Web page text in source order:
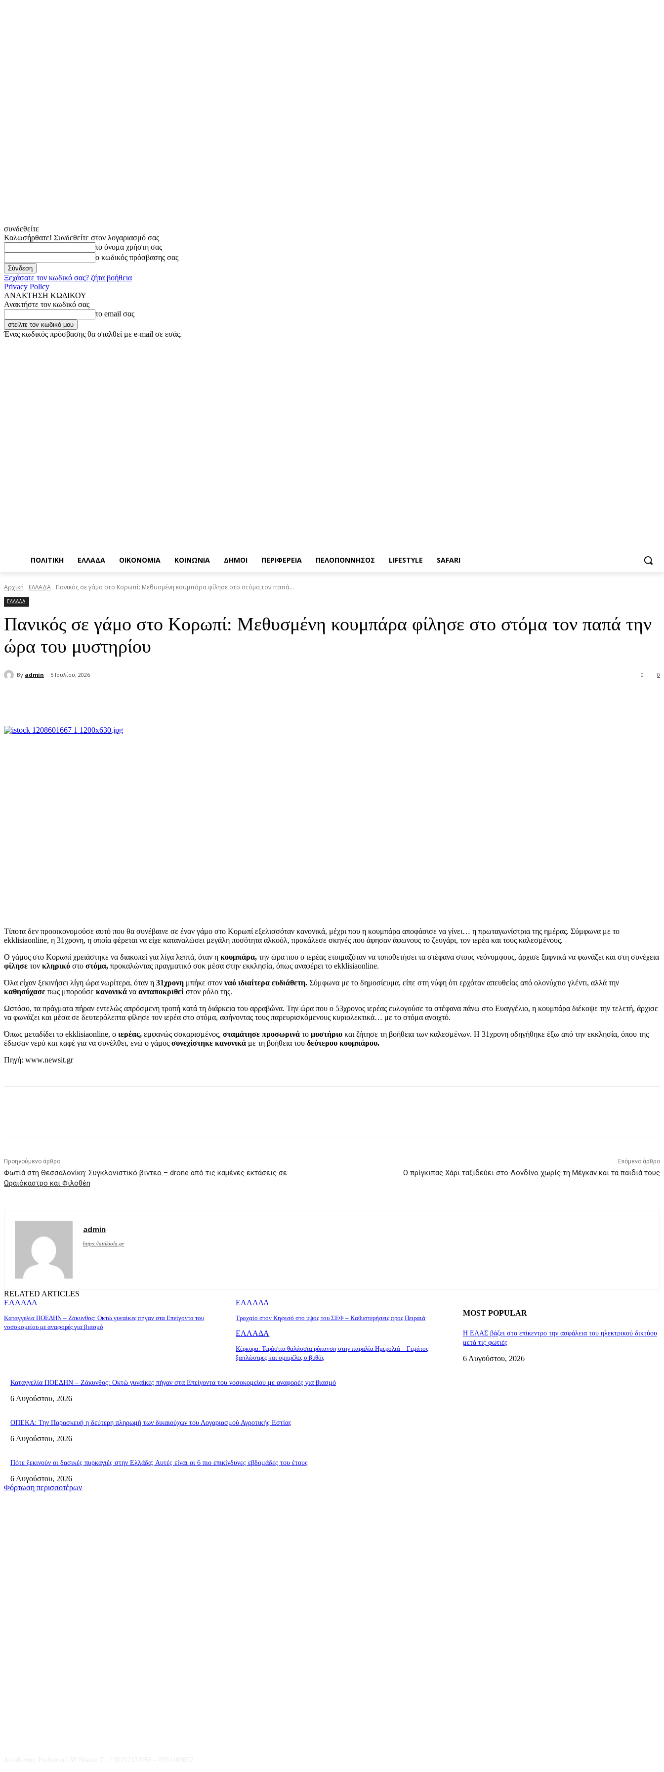
συνδεθείτε
Καλωσήρθατε! Συνδεθείτε στον λογαριασμό σας
το όνομα χρήστη σας
ο κωδικός πρόσβασης σας
Ξεχάσατε τον κωδικό σας? ζήτα βοήθεια
Privacy Policy
ΑΝΑΚΤΗΣΗ ΚΩΔΙΚΟΥ
Ανακτήστε τον κωδικό σας
το email σας
Ένας κωδικός πρόσβασης θα σταλθεί με e-mail σε εσάς.
ΠΟΛΙΤΙΚΗ ΕΛΛΑΔΑ ΟΙΚΟΝΟΜΙΑ ΚΟΙΝΩΝΙΑ ΔΗΜΟΙ ΠΕΡΙΦΕΡΕΙΑ ΠΕΛΟΠΟΝΝΗΣΟΣ LIFESTYLE SAFARI
Αρχική ΕΛΛΑΔΑ Πανικός σε γάμο στο Κορωπί: Μεθυσμένη κουμπάρα φίλησε στο στόμα τον παπά...
ΕΛΛΑΔΑ
Πανικός σε γάμο στο Κορωπί: Μεθυσμένη κουμπάρα φίλησε στο στόμα τον παπά την
ώρα του μυστηρίου
By admin 5 Ιουλίου, 2026 0
0
Τίποτα δεν προοικονομούσε αυτό που θα συνέβαινε σε έναν γάμο στο Κορωπί εξελισσόταν κανονικά, μέχρι που η κουμπάρα αποφάσισε να γίνει… η πρωταγωνίστρια της ημέρας. Σύμφωνα με το
ekklisiaonline, η 31χρονη, η οποία φέρεται να είχε καταναλώσει μεγάλη ποσότητα αλκοόλ, προκάλεσε σκηνές που άφησαν άφωνους το ζευγάρι, τον ιερέα και τους καλεσμένους.
Ο γάμος στο Κορωπί χρειάστηκε να διακοπεί για λίγα λεπτά, όταν η κουμπάρα, την ώρα που ο ιερέας ετοιμαζόταν να τοποθετήσει τα στέφανα στους νεόνυμφους, άρχισε ξαφνικά να φωνάζει και στη συνέχεια
φίλησε τον κληρικό στο στόμα, προκαλώντας πραγματικό σοκ μέσα στην εκκλησία, όπως αναφέρει το ekklisiaonline.
Όλα είχαν ξεκινήσει λίγη ώρα νωρίτερα, όταν η 31χρονη μπήκε στον ναό ιδιαίτερα ευδιάθετη. Σύμφωνα με το δημοσίευμα, είπε στη νύφη ότι ερχόταν απευθείας από ολονύχτιο γλέντι, αλλά την
καθησύχασε πως μπορούσε κανονικά να ανταποκριθεί στον ρόλο της.
Ωστόσο, τα πράγματα πήραν εντελώς απρόσμενη τροπή κατά τη διάρκεια του αρραβώνα. Την ώρα που ο 53χρονος ιερέας ευλογούσε τα στέφανα πάνω στο Ευαγγέλιο, η κουμπάρα διέκοψε την τελετή, άρχισε
να φωνάζει και μέσα σε δευτερόλεπτα φίλησε τον ιερέα στο στόμα, αφήνοντας τους παρευρισκόμενους κυριολεκτικά… με το στόμα ανοιχτό.
Όπως μεταδίδει το ekklisiaonline, ο ιερέας, εμφανώς σοκαρισμένος, σταμάτησε προσωρινά το μυστήριο και ζήτησε τη βοήθεια των καλεσμένων. Η 31χρονη οδηγήθηκε έξω από την εκκλησία, όπου της
έδωσαν νερό και καφέ για να συνέλθει, ενώ ο γάμος συνεχίστηκε κανονικά με τη βοήθεια του δεύτερου κουμπάρου.
Πηγή: www.newsit.gr
Προηγούμενο άρθρο
Φωτιά στη Θεσσαλονίκη: Συγκλονιστικό βίντεο – drone από τις καμένες εκτάσεις σε
Ωραιόκαστρο και Φιλοθέη
Επόμενο άρθρο
Ο πρίγκιπας Χάρι ταξιδεύει στο Λονδίνο χωρίς τη Μέγκαν και τα παιδιά τους
admin
https://attikiola.gr
RELATED ARTICLES
ΕΛΛΑΔΑ
Καταγγελία ΠΟΕΔΗΝ – Ζάκυνθος: Οκτώ γυναίκες πήγαν στα Επείγοντα του
νοσοκομείου με αναφορές για βιασμό
ΕΛΛΑΔΑ
Τροχαίο στον Κηφισό στο ύψος του ΣΕΦ – Καθυστερήσεις προς Πειραιά
ΕΛΛΑΔΑ
Κέρκυρα: Τεράστια θαλάσσια ρύπανση στην παραλία Ημερολιά – Γεμάτος
ξαπλώστρες και ομπρέλες ο βυθός
MOST POPULAR
Η ΕΛΑΣ βάζει στο επίκεντρο την ασφάλεια του ηλεκτρικού δικτύου
μετά τις φωτιές
6 Αυγούστου, 2026
Καταγγελία ΠΟΕΔΗΝ – Ζάκυνθος: Οκτώ γυναίκες πήγαν στα Επείγοντα του νοσοκομείου με αναφορές για βιασμό
6 Αυγούστου, 2026
ΟΠΕΚΑ: Την Παρασκευή η δεύτερη πληρωμή των δικαιούχων του Λογαριασμού Αγροτικής Εστίας
6 Αυγούστου, 2026
Πότε ξεκινούν οι δασικές πυρκαγιές στην Ελλάδα; Αυτές είναι οι 6 πιο επικίνδυνες εβδομάδες του έτους
6 Αυγούστου, 2026
Φόρτωση περισσοτέρων